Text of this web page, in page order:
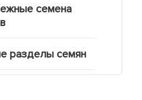
разделы семян